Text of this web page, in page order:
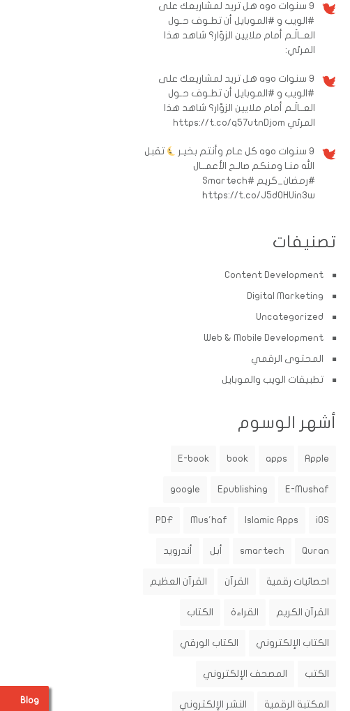
9 سنوات ago
هل تريد لمشاريعك على
#الويب و #الموبايل أن تطـوف حـول
العــالَـم أمام ملايين الزوّار؟ شاهد هذا
المرئي:
9 سنوات ago
هل تريد لمشاريعك على
#الويب و #الموبايل أن تطـوف حـول
العــالَـم أمام ملايين الزوّار؟ شاهد هذا
المرئي https://t.co/q57utnDjom
9 سنوات ago كل عـام وأنتم بخيـر
تقبل
الله منـا ومنكم صالـح الأعمــال
#رمضان_كريم #Smartech
https://t.co/J5d0HUin3w
تصنيفات
Content Development
Digital Marketing
Uncategorized
Web & Mobile Development
المحتوى الرقمي
تطبيقات الويب والموبايل
أشهر الوسوم
Apple
apps
book
E-book
E-Mushaf
Epublishing
google
iOS
Islamic Apps
Mus'haf
PDF
Quran
smartech أبل أندرويد
احصائيات رقمية القرآن القرآن العظيم
القرآن الكريم القراءة الكتاب
الكتاب الإلكتروني الكتاب الورقي
الكتب المصحف الإلكتروني
المكتبة الرقمية النشر الإلكتروني Blog